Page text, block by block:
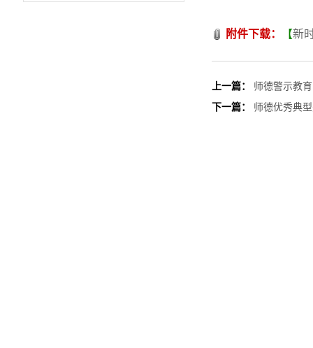
附件下载： 【新
上一篇：
师德警示教育
下一篇：
师德优秀典